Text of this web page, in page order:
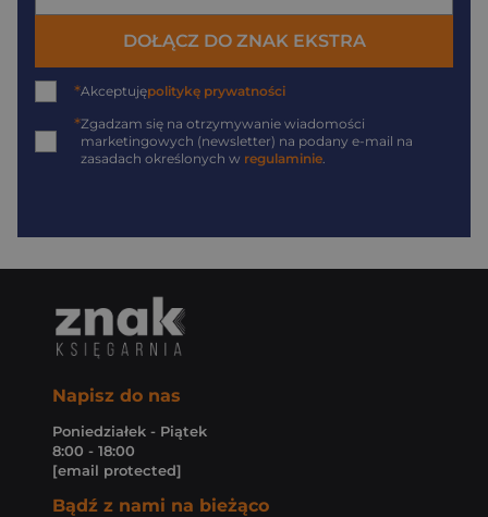
DOŁĄCZ DO ZNAK EKSTRA
*Akceptujępolitykę prywatności
*Zgadzam się na otrzymywanie wiadomości
marketingowych (newsletter) na podany e-mail na
zasadach określonych w regulaminie.
Napisz do nas
Poniedziałek - Piątek
8:00 - 18:00
[email protected]
Bądź z nami na bieżąco